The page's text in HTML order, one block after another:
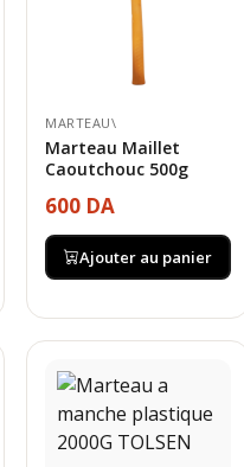
MARTEAU\
Marteau Maillet
Caoutchouc 500g
600 DA
Ajouter au panier